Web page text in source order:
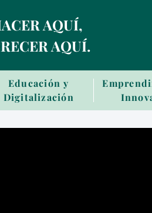
AQUÍ,
AQUÍ.
Educación y
Digitalización